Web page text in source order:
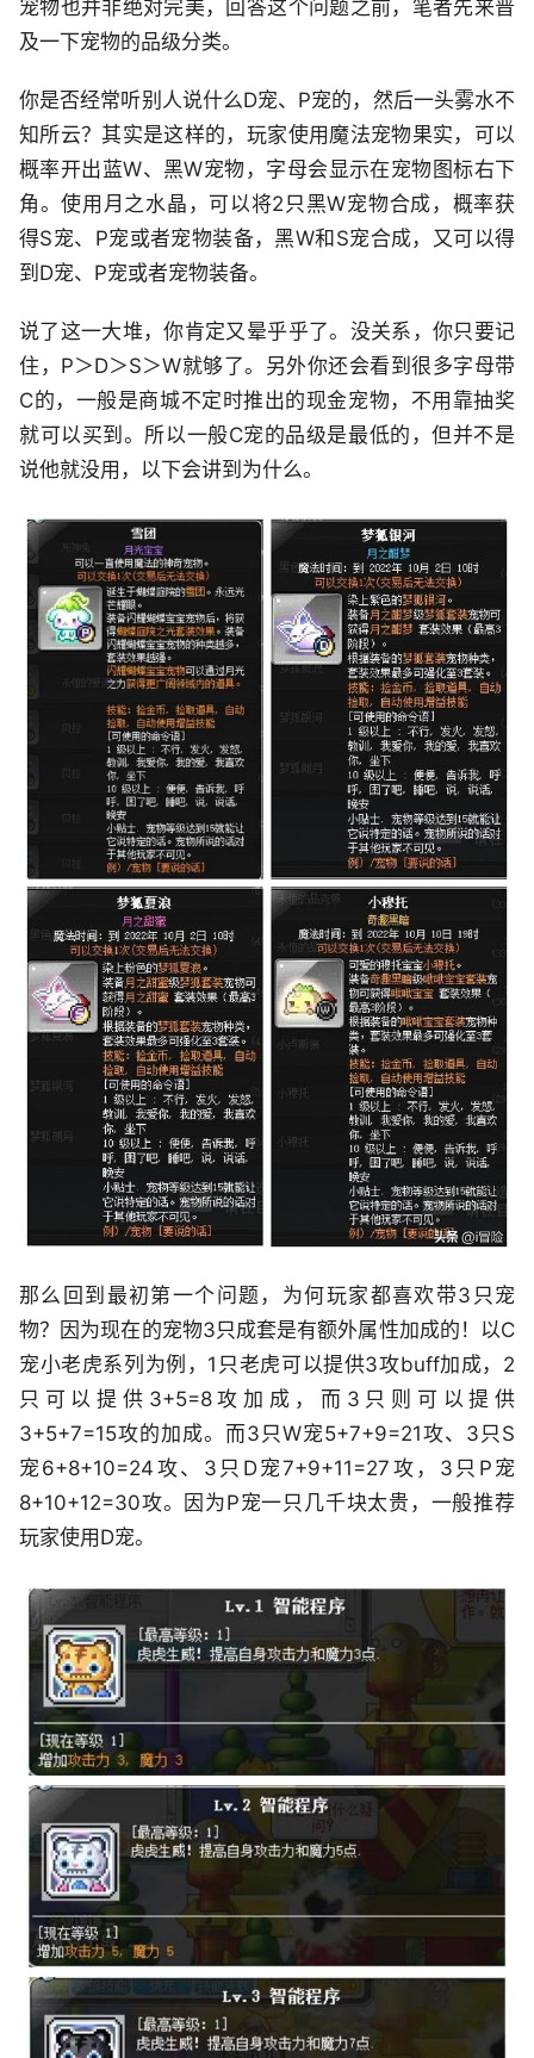
宠物也并非绝对完美，回答这个问题之前，笔者先来普
及一下宠物的品级分类。
你是否经常听别人说什么D宠、P宠的，然后一头雾水不
知所云？其实是这样的，玩家使用魔法宠物果实，可以
概率开出蓝W、黑W宠物，字母会显示在宠物图标右下
角。使用月之水晶，可以将2只黑W宠物合成，概率获
得S宠、P宠或者宠物装备，黑W和S宠合成，又可以得
到D宠、P宠或者宠物装备。
说了这一大堆，你肯定又晕乎乎了。没关系，你只要记
住，P＞D＞S＞W就够了。另外你还会看到很多字母带
C的，一般是商城不定时推出的现金宠物，不用靠抽奖
就可以买到。所以一般C宠的品级是最低的，但并不是
说他就没用，以下会讲到为什么。
那么回到最初第一个问题，为何玩家都喜欢带3只宠
物？因为现在的宠物3只成套是有额外属性加成的！以C
宠小老虎系列为例，1只老虎可以提供3攻buff加成，2
只可以提供3+5=8攻加成，而3只则可以提供
3+5+7=15攻的加成。而3只W宠5+7+9=21攻、3只S
宠6+8+10=24攻、3只D宠7+9+11=27攻，3只P宠
8+10+12=30攻。因为P宠一只几千块太贵，一般推荐
玩家使用D宠。